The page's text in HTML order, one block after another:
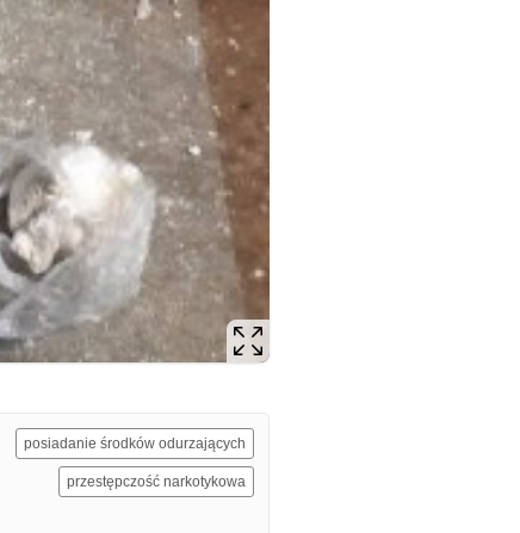
posiadanie środków odurzających
przestępczość narkotykowa